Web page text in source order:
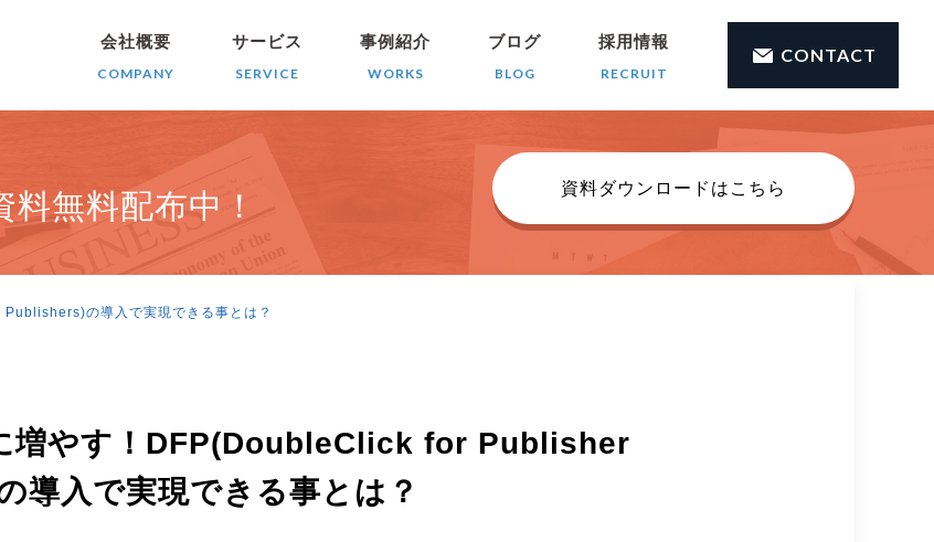
会社概要
COMPANY
サービス
SERVICE
事例紹介
WORKS
ブログ
BLOG
採用情報
RECRUIT
CONTACT
無料配布中！ 資料ダウンロードはこちら
の導入で実現できる事とは？
増やす！DFP(DoubleClick for Publisher
導入で実現できる事とは？